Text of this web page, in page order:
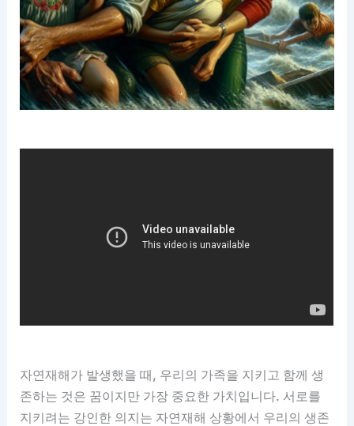
자연재해가 발생했을 때, 우리의 가족을 지키고 함께 생
존하는 것은 꿈이지만 가장 중요한 가치입니다. 서로를
지키려는 강인한 의지는 자연재해 상황에서 우리의 생존